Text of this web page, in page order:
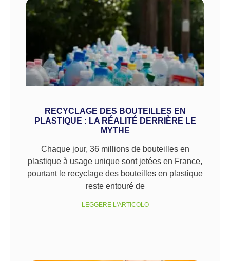
RECYCLAGE DES BOUTEILLES EN
PLASTIQUE : LA RÉALITÉ DERRIÈRE LE
MYTHE
Chaque jour, 36 millions de bouteilles en
plastique à usage unique sont jetées en France,
pourtant le recyclage des bouteilles en plastique
reste entouré de
LEGGERE L'ARTICOLO